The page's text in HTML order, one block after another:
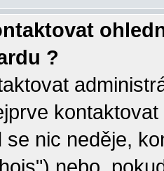
?
se nic neděje,